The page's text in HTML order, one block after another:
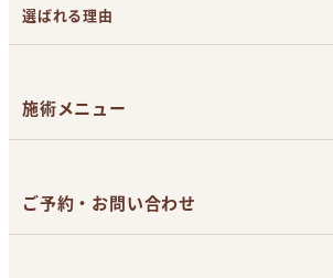
施術日前のチェックリスト
選ばれる理由
脱毛は女性看護師が担当
施術メニュー
メンズひげ脱毛
ご予約・お問い合わせ